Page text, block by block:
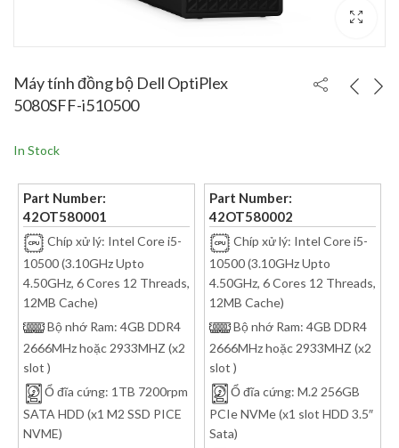
Máy tính đồng bộ Dell OptiPlex
5080SFF-i510500
In Stock
Part Number:
42OT580001
Chíp xử lý: Intel Core i5-
10500 (3.10GHz Upto
4.50GHz, 6 Cores 12 Threads,
12MB Cache)
Bộ nhớ Ram: 4GB DDR4
2666MHz hoặc 2933MHZ (x2
slot )
Ổ đĩa cứng: 1TB 7200rpm
SATA HDD (x1 M2 SSD PICE
NVME)
Part Number:
42OT580002
Chíp xử lý: Intel Core i5-
10500 (3.10GHz Upto
4.50GHz, 6 Cores 12 Threads,
12MB Cache)
Bộ nhớ Ram: 4GB DDR4
2666MHz hoặc 2933MHZ (x2
slot )
Ổ đĩa cứng: M.2 256GB
PCIe NVMe (x1 slot HDD 3.5″
Sata)